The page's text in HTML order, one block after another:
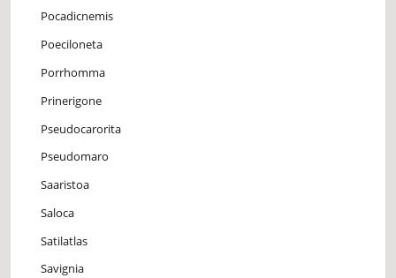
Pocadicnemis
Poeciloneta
Porrhomma
Prinerigone
Pseudocarorita
Pseudomaro
Saaristoa
Saloca
Satilatlas
Savignia